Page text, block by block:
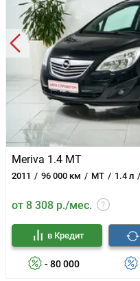
Meriva 1.4 MT
2011 96 000 км MT 1.4 л
от 8 308 р./мес.
- 80 000
в Кредит